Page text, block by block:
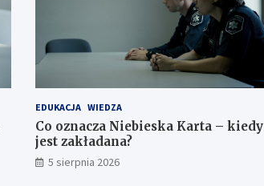
EDUKACJA WIEDZA
Co oznacza Niebieska Karta – kiedy
jest zakładana?
5 sierpnia 2026